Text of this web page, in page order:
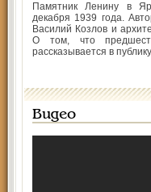
Памятник Ленину в
декабря 1939 года.
Василий Козлов и
О том, что
рассказывается в
Видео